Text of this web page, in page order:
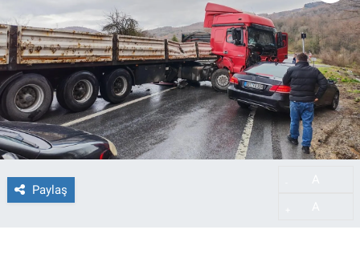
Paylaş
Haber Arşivi